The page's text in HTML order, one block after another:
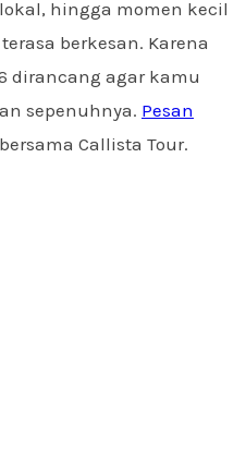
hingga momen kecil
berkesan. Karena
dirancang agar kamu
sepenuhnya. Pesan
bersama Callista Tour.